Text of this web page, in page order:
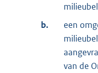
b.
een
van de